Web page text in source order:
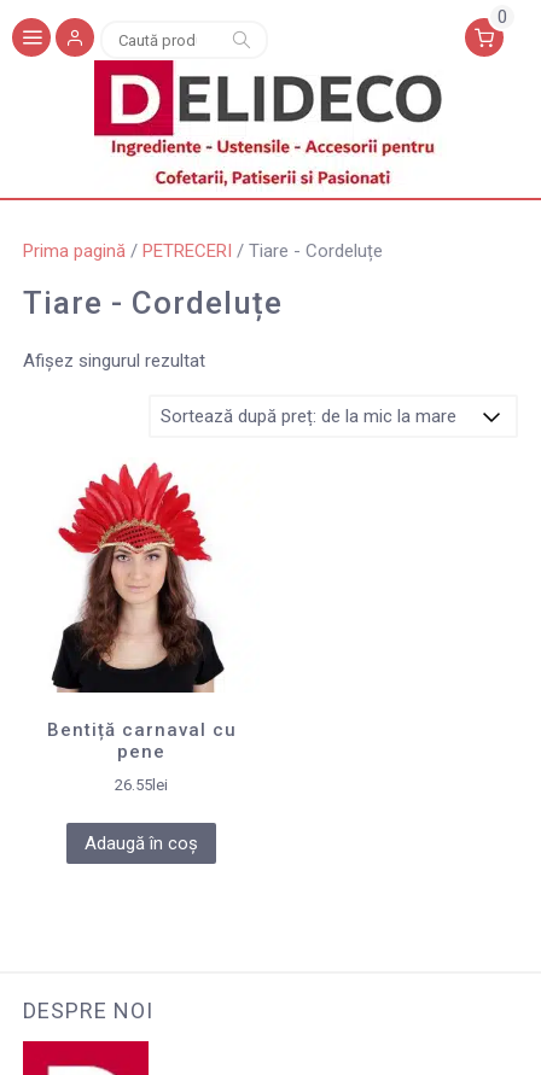
Caută
după:
Caută
0
Prima pagină/ PETRECERI / Tiare - Cordeluțe
Tiare - Cordeluțe
Afișez singurul rezultat
Bentiță carnaval cu
pene
26.55 lei
Adaugă în coș
DESPRE NOI